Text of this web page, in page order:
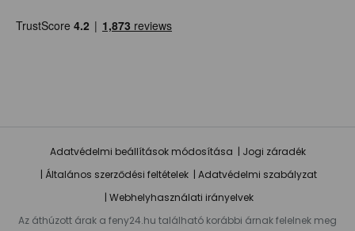
Adatvédelmi beállítások módosítása
Jogi záradék
Általános szerződési feltételek
Adatvédelmi szabályzat
Webhelyhasználati irányelvek
Az áthúzott árak a feny24.hu található korábbi árnak felelnek meg